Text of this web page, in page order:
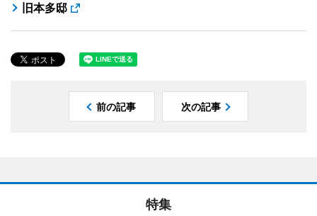
旧本多邸
前の記事 次の記事
特集